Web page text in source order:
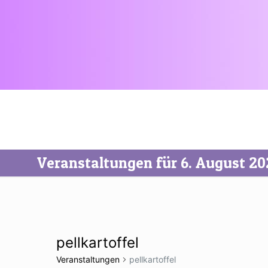
Veranstaltungen für 6. August
pellkartoffel
Veranstaltungen pellkartoffel